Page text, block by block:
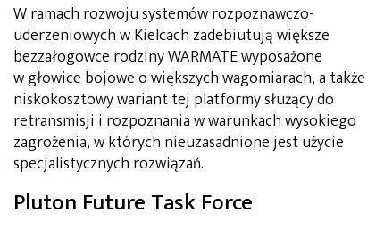
W ramach rozwoju systemów rozpoznawczo-
uderzeniowych w Kielcach zadebiutują większe
bezzałogowce rodziny WARMATE wyposażone
w głowice bojowe o większych wagomiarach, a także
niskokosztowy wariant tej platformy służący do
retransmisji i rozpoznania w warunkach wysokiego
zagrożenia, w których nieuzasadnione jest użycie
specjalistycznych rozwiązań.
Pluton Future Task Force